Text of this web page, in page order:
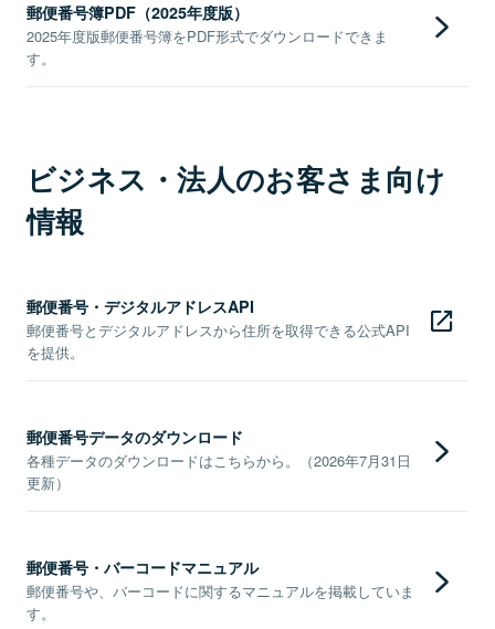
郵便番号簿PDF（2025年度版）
2025年度版郵便番号簿をPDF形式でダウンロードできま
す。
ビジネス・法人のお客さま向け
情報
郵便番号・デジタルアドレスAPI
郵便番号とデジタルアドレスから住所を取得できる公式API
を提供。
郵便番号データのダウンロード
各種データのダウンロードはこちらから。（2026年7月31日
更新）
郵便番号・バーコードマニュアル
郵便番号や、バーコードに関するマニュアルを掲載していま
す。